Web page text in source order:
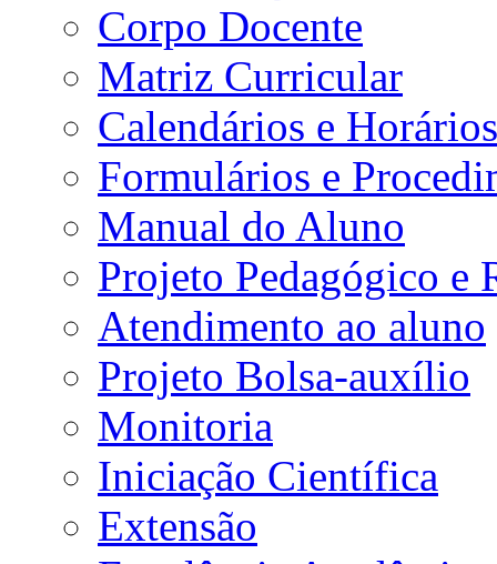
Corpo Docente
Matriz Curricular
Calendários e Horários
Formulários e
Manual do Aluno
Projeto Pedagógico e
Atendimento ao aluno
Projeto Bolsa-auxílio
Monitoria
Iniciação Científica
Extensão